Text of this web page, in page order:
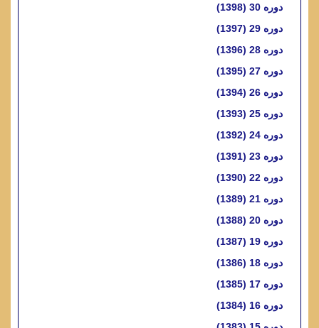
دوره 30 (1398)
دوره 29 (1397)
دوره 28 (1396)
دوره 27 (1395)
دوره 26 (1394)
دوره 25 (1393)
دوره 24 (1392)
دوره 23 (1391)
دوره 22 (1390)
دوره 21 (1389)
دوره 20 (1388)
دوره 19 (1387)
دوره 18 (1386)
دوره 17 (1385)
دوره 16 (1384)